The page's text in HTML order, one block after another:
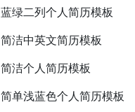
蓝绿二列个人简历模板
简洁中英文简历模板
简洁个人简历模板
简单浅蓝色个人简历模板